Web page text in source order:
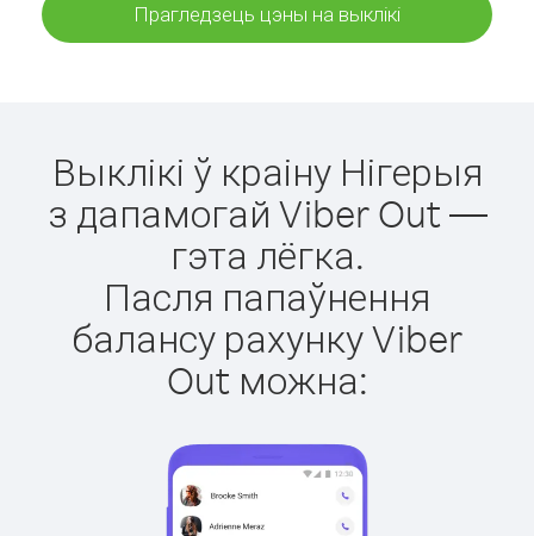
Прагледзець цэны на выклікі
Выклікі ў краіну Нігерыя
з дапамогай Viber Out —
гэта лёгка.
Пасля папаўнення
балансу рахунку Viber
Out можна: